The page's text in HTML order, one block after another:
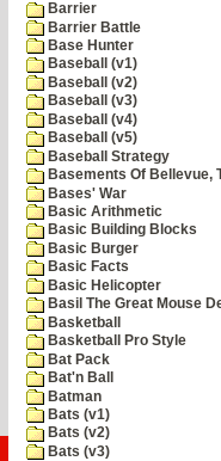
Barrier
Barrier Battle
Base Hunter
Baseball (v1)
Baseball (v2)
Baseball (v3)
Baseball (v4)
Baseball (v5)
Baseball Strategy
Basements Of Bellevue,
Bases' War
Basic Arithmetic
Basic Building Blocks
Basic Burger
Basic Facts
Basic Helicopter
Basil The Great Mouse
Basketball
Basketball Pro Style
Bat Pack
Bat'n Ball
Batman
Bats (v1)
Bats (v2)
Bats (v3)